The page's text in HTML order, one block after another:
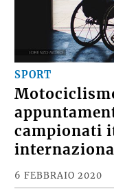
SPORT
campionati
6 FEBBRAIO 2020